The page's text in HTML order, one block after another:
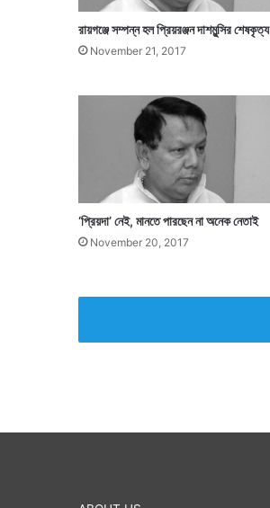
ম
ন্ত্রী
রায়গঞ্জে সম্পন্ন হল প্রিয়রঞ্জন দাশমুন্সির শেষকৃত্য
November 21, 2017
‘প্রিয়দা’ নেই, মানতে পারছেন না অনেক নেতাই
November 20, 2017